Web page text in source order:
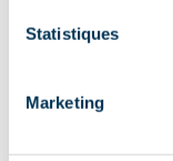
Statistiques
Marketing